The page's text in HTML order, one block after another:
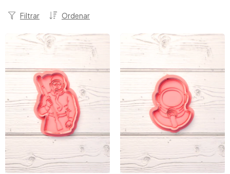
Ordenar
Filtrar